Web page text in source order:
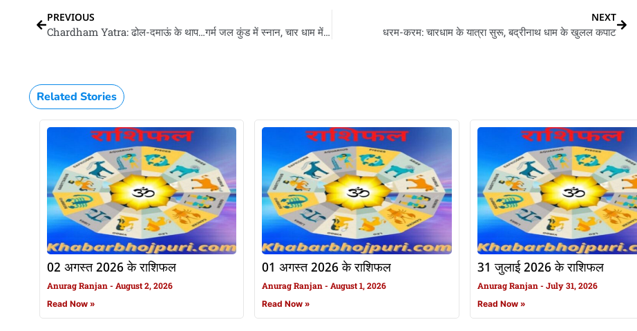
PREVIOUS
Chardham Yatra: ढोल-दमाऊं के थाप…गर्म जल कुंड में स्नान, चार धाम में प्रथम यमुनोत्री के देखी तस्वीरें
NEXT
धरम-करम: चारधाम के यात्रा सुरू, बद्रीनाथ धाम के खुलल कपाट
Related Stories
02 अगस्त 2026 के राशिफल
Anurag Ranjan August 2, 2026
Read Now »
01 अगस्त 2026 के राशिफल
Anurag Ranjan August 1, 2026
Read Now »
31 जुलाई 2026 के राशिफल
Anurag Ranjan July 31, 2026
Read Now »